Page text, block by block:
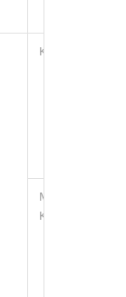
Kablolu
M12
Konnektörlü